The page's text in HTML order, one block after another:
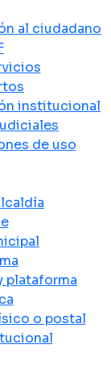
al ciudadano
institucional
de uso
plataforma
o postal